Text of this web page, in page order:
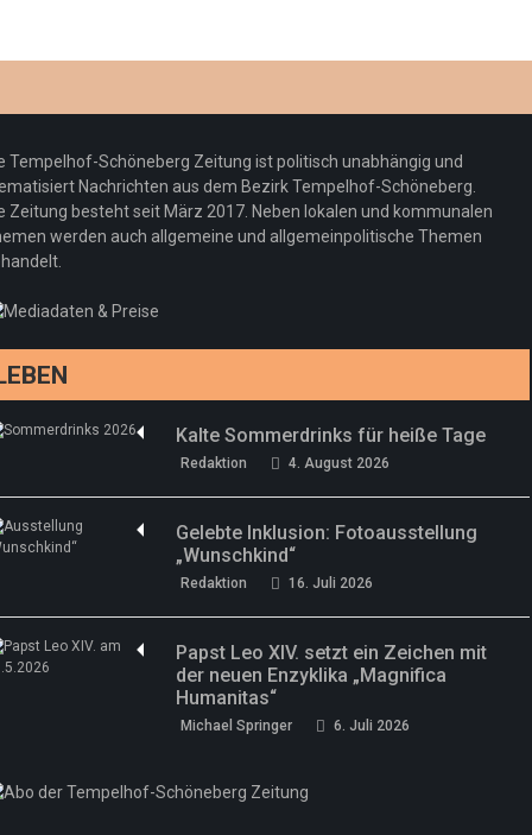
Redaktion 23. Juli 2026
Pepe Jeans London mit Summer Sale und
neuer Kollektion
Redaktion 19. Juli 2026
Woher kommt der Honig? – Neue EU-
Regeln gelten 14. Juni
drei neue Specials zur Fußball-WM
Tempelhof-Schöneberg Zeitung ist politisch unabhängig und
Nachrichten aus dem Bezirk Tempelhof-Schöneberg.
Zeitung besteht seit März 2017. Neben lokalen und kommunalen
werden auch allgemeine und allgemeinpolitische Themen
Kalte Sommerdrinks für heiße Tage
Redaktion 4. August 2026
Gelebte Inklusion: Fotoausstellung
„Wunschkind“
Redaktion 16. Juli 2026
Papst Leo XIV. setzt ein Zeichen mit
der neuen Enzyklika „Magnifica
Humanitas“
Michael Springer 6. Juli 2026